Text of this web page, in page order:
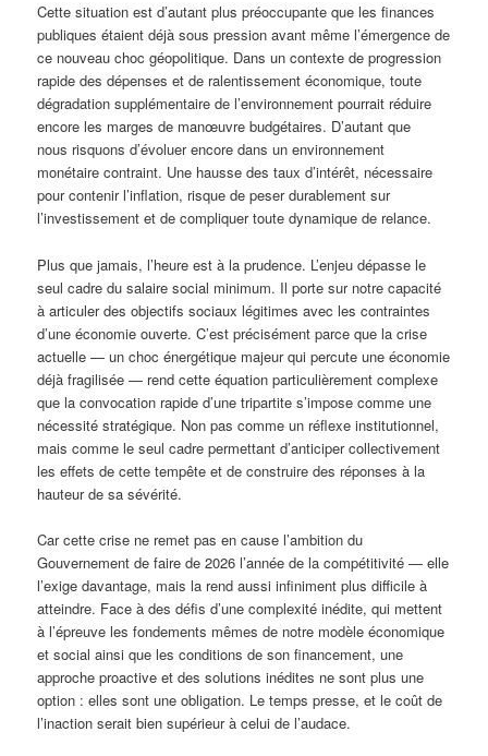
Cette situation est d’autant plus préoccupante que les finances
publiques étaient déjà sous pression avant même l’émergence de
ce nouveau choc géopolitique. Dans un contexte de progression
rapide des dépenses et de ralentissement économique, toute
dégradation supplémentaire de l’environnement pourrait réduire
encore les marges de manœuvre budgétaires. D’autant que
nous risquons d’évoluer encore dans un environnement
monétaire contraint. Une hausse des taux d’intérêt, nécessaire
pour contenir l’inflation, risque de peser durablement sur
l’investissement et de compliquer toute dynamique de relance.
Plus que jamais, l’heure est à la prudence. L’enjeu dépasse le
seul cadre du salaire social minimum. Il porte sur notre capacité
à articuler des objectifs sociaux légitimes avec les contraintes
d’une économie ouverte. C’est précisément parce que la crise
actuelle — un choc énergétique majeur qui percute une économie
déjà fragilisée — rend cette équation particulièrement complexe
que la convocation rapide d’une tripartite s’impose comme une
nécessité stratégique. Non pas comme un réflexe institutionnel,
mais comme le seul cadre permettant d’anticiper collectivement
les effets de cette tempête et de construire des réponses à la
hauteur de sa sévérité.
Car cette crise ne remet pas en cause l’ambition du
Gouvernement de faire de 2026 l’année de la compétitivité — elle
l’exige davantage, mais la rend aussi infiniment plus difficile à
atteindre. Face à des défis d’une complexité inédite, qui mettent
à l’épreuve les fondements mêmes de notre modèle économique
et social ainsi que les conditions de son financement, une
approche proactive et des solutions inédites ne sont plus une
option : elles sont une obligation. Le temps presse, et le coût de
l’inaction serait bien supérieur à celui de l’audace.